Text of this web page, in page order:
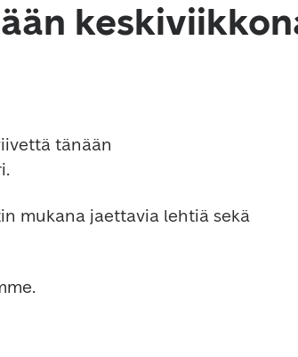
tänään
mukana jaettavia lehtiä sekä